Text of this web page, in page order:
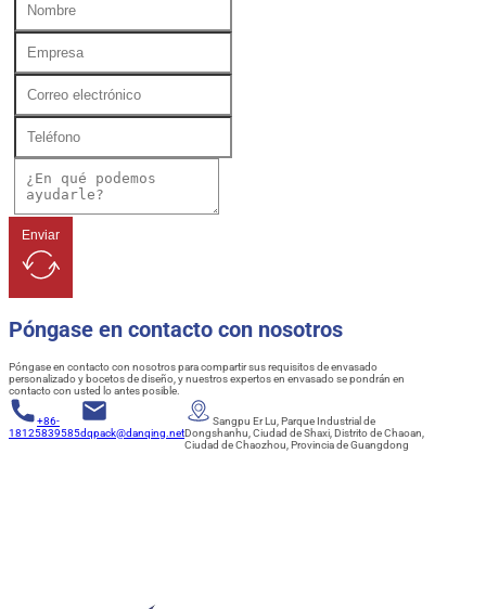
Enviar
Póngase en contacto con nosotros
Póngase en contacto con nosotros para compartir sus requisitos de envasado
personalizado y bocetos de diseño, y nuestros expertos en envasado se pondrán en
contacto con usted lo antes posible.
+86-
18125839585dqpack@danqing.net
Sangpu Er Lu, Parque Industrial de
Dongshanhu, Ciudad de Shaxi, Distrito de Chaoan,
Ciudad de Chaozhou, Provincia de Guangdong